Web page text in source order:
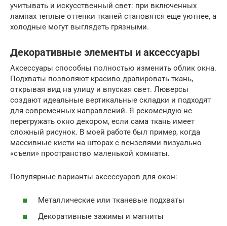
учитывать и искусственный свет: при включенных
лампах теплые оттенки тканей становятся еще уютнее, а
холодные могут выглядеть грязными.
Декоративные элементы и аксессуары
Аксессуары способны полностью изменить облик окна.
Подхваты позволяют красиво драпировать ткань,
открывая вид на улицу и впуская свет. Люверсы
создают идеальные вертикальные складки и подходят
для современных направлений. Я рекомендую не
перегружать окно декором, если сама ткань имеет
сложный рисунок. В моей работе был пример, когда
массивные кисти на шторах с вензелями визуально
«съели» пространство маленькой комнаты.
Популярные варианты аксессуаров для окон:
Металлические или тканевые подхваты
Декоративные зажимы и магниты